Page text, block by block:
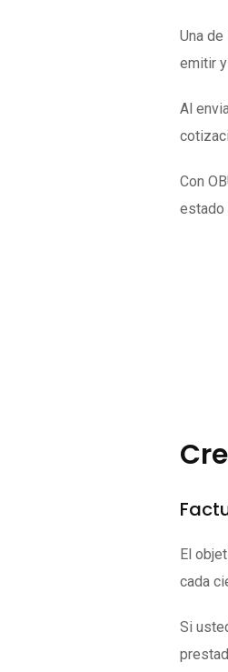
Una
emitir
Al
Con
estado
El
cada
Si